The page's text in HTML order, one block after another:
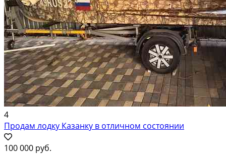
4
Продам лодку Казанку в отличном состоянии
100 000 руб.